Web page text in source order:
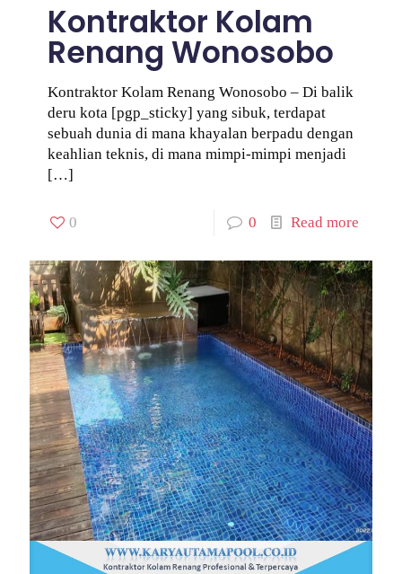
Kontraktor Kolam
Renang Wonosobo
Kontraktor Kolam Renang Wonosobo – Di balik
deru kota [pgp_sticky] yang sibuk, terdapat
sebuah dunia di mana khayalan berpadu dengan
keahlian teknis, di mana mimpi-mimpi menjadi
[…]
0 0 Read more